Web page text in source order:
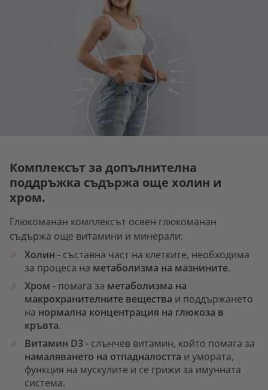
Комплексът за допълнителна
поддръжка съдържа още холин и
хром.
Глюкоманан комплексът освен глюкоманан
съдържа още витамини и минерали:
Холин - съставна част на клетките, необходима
за процеса на метаболизма на мазнините.
Хром - помага за метаболизма на
макрохранителните вещества и поддържането
на нормална концентрация на глюкоза в
кръвта.
Витамин D3- слънчев витамин, който помага за
намаляването на отпадналостта и умората,
функция на мускулите и се грижи за имунната
система.